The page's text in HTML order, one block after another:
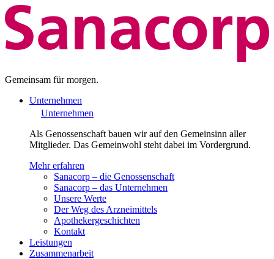
Gemeinsam für morgen.
Unternehmen
Unternehmen
Als Genossenschaft bauen wir auf den Gemeinsinn aller
Mitglieder. Das Gemeinwohl steht dabei im Vordergrund.
Mehr erfahren
Sanacorp – die Genossenschaft
Sanacorp – das Unternehmen
Unsere Werte
Der Weg des Arzneimittels
Apothekergeschichten
Kontakt
Leistungen
Zusammenarbeit